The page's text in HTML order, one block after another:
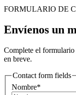
FORMULARIO DE
Envíenos un
Complete el formulario
en breve.
Contact form fields
Nombre*